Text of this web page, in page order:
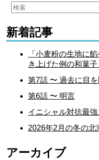
新着記事
「小麦粉の生地に
き上げた例の和菓
第7話 〜 過去に目
第6話 〜 明言
イニシャル対抗最
2026年2月の冬の北
アーカイブ